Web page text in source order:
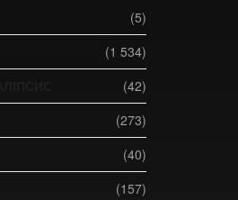
(5)
(1 534)
(42)
(273)
(40)
(157)